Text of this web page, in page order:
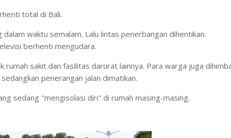
total di Bali.
waktu semalam. Lalu lintas penerbangan dihentikan.
berhenti mengudara.
rumah sakit dan fasilitas darurat lainnya. Para warga juga
penerangan jalan dimatikan.
sedang "mengisolasi diri" di rumah masing-masing.